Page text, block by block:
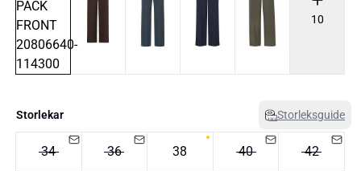
10
Storlekar Storleksguide
34 36 38 40 42